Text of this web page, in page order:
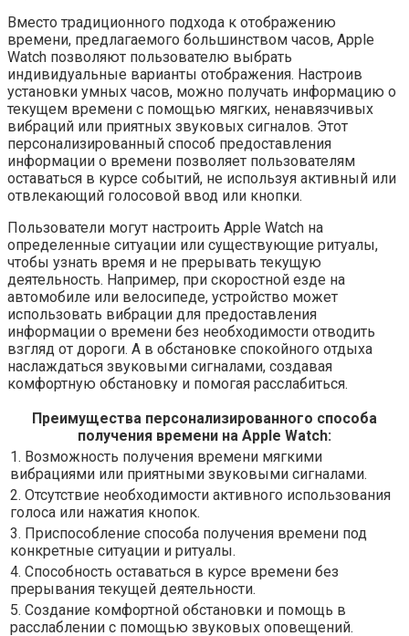
Вместо традиционного подхода к отображению
времени, предлагаемого большинством часов, Apple
Watch позволяют пользователю выбрать
индивидуальные варианты отображения. Настроив
установки умных часов, можно получать информацию о
текущем времени с помощью мягких, ненавязчивых
вибраций или приятных звуковых сигналов. Этот
персонализированный способ предоставления
информации о времени позволяет пользователям
оставаться в курсе событий, не используя активный или
отвлекающий голосовой ввод или кнопки.
Пользователи могут настроить Apple Watch на
определенные ситуации или существующие ритуалы,
чтобы узнать время и не прерывать текущую
деятельность. Например, при скоростной езде на
автомобиле или велосипеде, устройство может
использовать вибрации для предоставления
информации о времени без необходимости отводить
взгляд от дороги. А в обстановке спокойного отдыха
наслаждаться звуковыми сигналами, создавая
комфортную обстановку и помогая расслабиться.
Преимущества персонализированного способа
получения времени на Apple Watch:
1. Возможность получения времени мягкими
вибрациями или приятными звуковыми сигналами.
2. Отсутствие необходимости активного использования
голоса или нажатия кнопок.
3. Приспособление способа получения времени под
конкретные ситуации и ритуалы.
4. Способность оставаться в курсе времени без
прерывания текущей деятельности.
5. Создание комфортной обстановки и помощь в
расслаблении с помощью звуковых оповещений.